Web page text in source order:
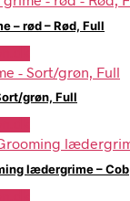
– rød – Rød, Full
grøn, Full
lædergrime – Cob